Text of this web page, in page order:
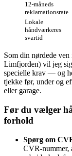
12‑måneds
reklamationsrate
Lokale
håndværkeres
svartid
Som din nørdede
Limfjorden) vil jeg
specielle krav — og
tjekke før, under og
eller garage.
Før du vælger
forhold
Spørg om
CVR‑nummer,